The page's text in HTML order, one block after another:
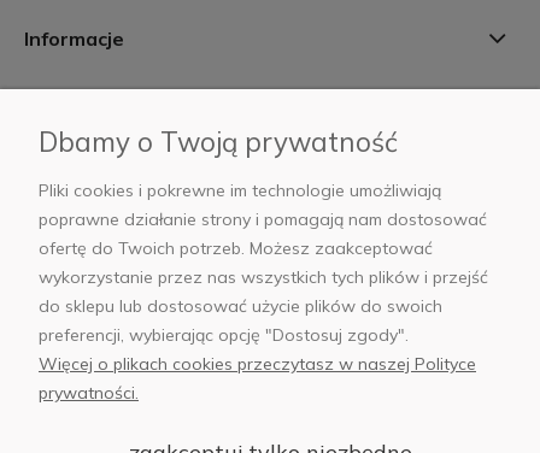
Informacje
AB Foto
sklep@abfoto.pl
+48 797 971 275
Dbamy o Twoją prywatność
Pliki cookies i pokrewne im technologie umożliwiają
poprawne działanie strony i pomagają nam dostosować
ofertę do Twoich potrzeb. Możesz zaakceptować
wykorzystanie przez nas wszystkich tych plików i przejść
do sklepu lub dostosować użycie plików do swoich
preferencji, wybierając opcję "Dostosuj zgody".
Więcej o plikach cookies przeczytasz w naszej Polityce
prywatności.